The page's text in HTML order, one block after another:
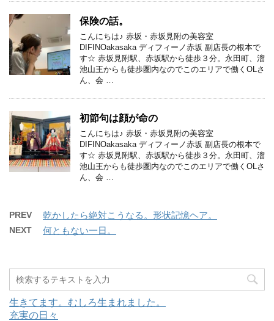
保険の話。
こんにちは♪ 赤坂・赤坂見附の美容室
DIFINOakasaka ディフィーノ赤坂 副店長の根本で
す☆ 赤坂見附駅、赤坂駅から徒歩３分。永田町、溜
池山王からも徒歩圏内なのでこのエリアで働くOLさ
ん、会 …
初節句は顔が命の
こんにちは♪ 赤坂・赤坂見附の美容室
DIFINOakasaka ディフィーノ赤坂 副店長の根本で
す☆ 赤坂見附駅、赤坂駅から徒歩３分。永田町、溜
池山王からも徒歩圏内なのでこのエリアで働くOLさ
ん、会 …
PREV 乾かしたら絶対こうなる。形状記憶ヘア。
NEXT 何ともない一日。
生きてます。むしろ生まれました。
充実の日々